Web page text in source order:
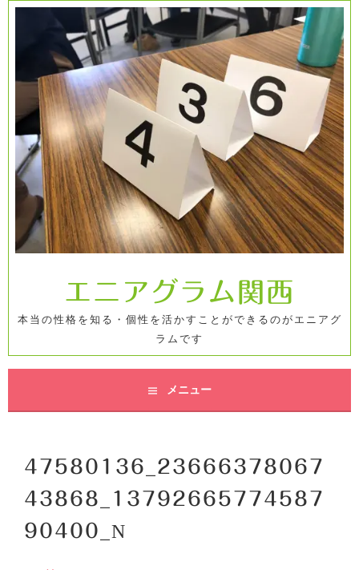
コ
ツ
ス
キ
ッ
プ
エニアグラム関西
本当の性格を知る・個性を活かすことができるのがエニアグ
ラムです
メニュー
47580136_23666378067
43868_13792665774587
90400_N